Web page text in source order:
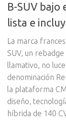
B-SUV bajo
lista e
La marca
SUV, un
llamativo, no
denominación
la plataforma
diseño,
híbrida de 140